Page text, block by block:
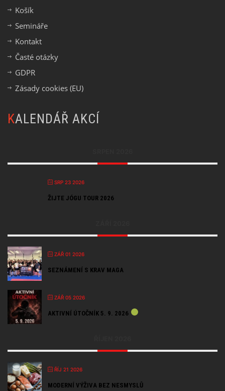
Košík
Semináře
Kontakt
Časté otázky
GDPR
Zásady cookies (EU)
KALENDÁŘ AKCÍ
SRP 23 2026
ŽIJTE JÓGU TOUR 2026
ZÁŘ 01 2026
SEZNÁMENÍ S KRAV MAGA
ZÁŘ 05 2026
AKTIVNÍ ÚTOČNÍK 5. 9. 2026
ŘÍJ 21 2026
MODERNÍ VÝŽIVA BEZ NESMYSLŮ